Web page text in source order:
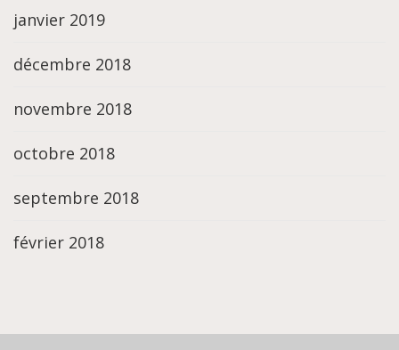
janvier 2019
décembre 2018
novembre 2018
octobre 2018
septembre 2018
février 2018